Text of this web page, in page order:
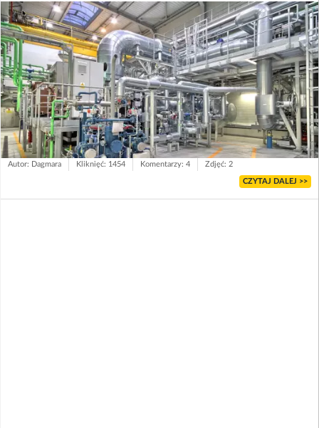
Autor: Dagmara Kliknięć: 1454 Komentarzy: 4 Zdjęć: 2
CZYTAJ DALEJ >>